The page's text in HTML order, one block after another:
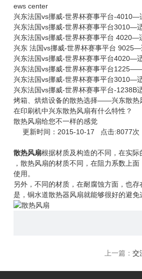
ews center
兴东法国vs挪威-世界杯赛事平台-4010—
兴东法国vs挪威-世界杯赛事平台3010—
兴东法国vs挪威-世界杯赛事平台 4020—
兴东 法国vs挪威-世界杯赛事平台
兴东法国vs挪威-世界杯赛事平台4020—
兴东法国vs挪威-世界杯赛事平台
兴东法国vs挪威-世界杯赛事平台3010—
兴东法国vs挪威-世界杯赛事平台-1238B
烤箱、烘焙设备的散热选择——兴东散热
在印刷机中兴东散热风扇有什么特性？
散热风扇给您不一样的感觉
更新时间：2015-10-17 点击:8077次
散热风扇根据材质及构造的不同，在实
，散热风扇的材质不同，在阻力系数上
使用。
另外，不同的材质，在耐腐蚀方面，也
是，铜水道散热器风扇就能够很好的避
上一篇：交